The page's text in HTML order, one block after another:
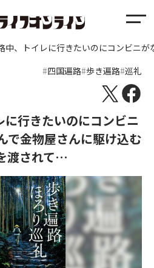
メ
ュ
ー
中、トイレに行きたいのにコンビニ
四国遍路 歩き遍路 巡礼
行きたいのにコンビニ
で金物屋さんに駆け込む
渡されて…